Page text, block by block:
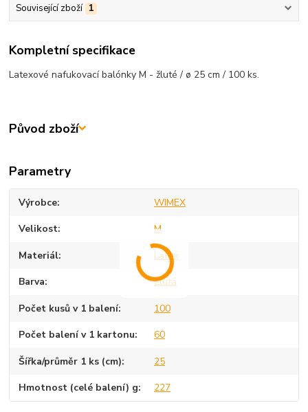
Související zboží 1
Kompletní specifikace
Latexové nafukovací balónky M - žluté / ø 25 cm / 100 ks.
Původ zboží
Parametry
Výrobce WIMEX
Velikost M
Materiál Latex
Barva Žlutá
Počet kusů v 1 balení 100
Počet balení v 1 kartonu 60
Šířka/průměr 1 ks (cm) 25
Hmotnost (celé balení) g 227